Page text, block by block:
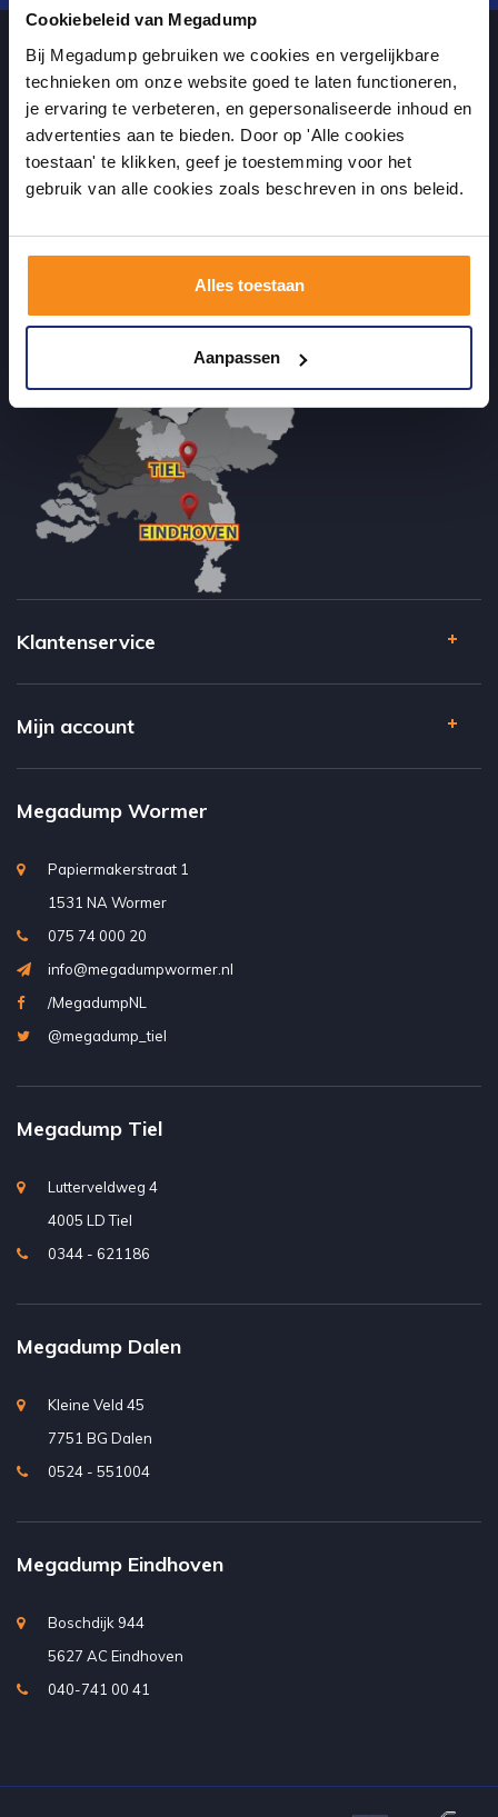
Cookiebeleid van Megadump
Bij Megadump gebruiken we cookies en vergelijkbare
technieken om onze website goed te laten functioneren,
je ervaring te verbeteren, en gepersonaliseerde inhoud en
advertenties aan te bieden. Door op 'Alle cookies
toestaan' te klikken, geef je toestemming voor het
gebruik van alle cookies zoals beschreven in ons beleid.
Alles toestaan
Aanpassen
Over ons
uw sanitairwinkel in Wormer waar u niet alleen in onze showroom
terecht kunt voor badkamertegels en sanitair, maar ook via de
Klantenservice
Mijn account
Megadump Wormer
Papiermakerstraat 1
1531 NA Wormer
075 74 000 20
info@megadumpwormer.nl
/MegadumpNL
@megadump_tiel
Megadump Tiel
Lutterveldweg 4
4005 LD Tiel
0344 - 621186
Megadump Dalen
Kleine Veld 45
7751 BG Dalen
0524 - 551004
Megadump Eindhoven
Boschdijk 944
5627 AC Eindhoven
040-741 00 41